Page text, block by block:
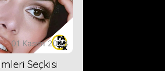
01 Kasım 2023
Seçkisi